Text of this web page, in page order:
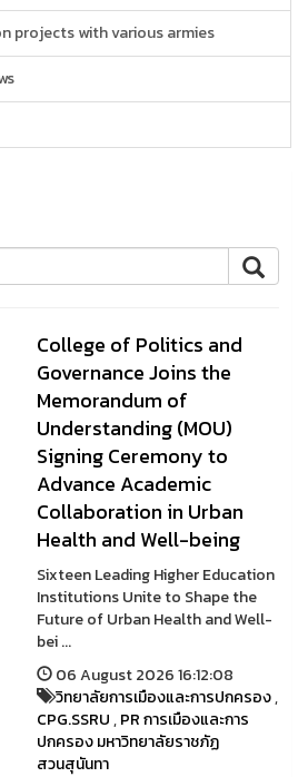
projects with various armies
College of Politics and
Governance Joins the
Memorandum of
Understanding (MOU)
Signing Ceremony to
Advance Academic
Collaboration in Urban
Health and Well-being
Sixteen Leading Higher Education
Institutions Unite to Shape the
Future of Urban Health and Well-
bei ...
06 August 2026 16:12:08
วิทยาลัยการเมืองและการปกครอง,
CPG.SSRU,PR การเมืองและการ
ปกครอง มหาวิทยาลัยราชภัฏ
สวนสุนันทา